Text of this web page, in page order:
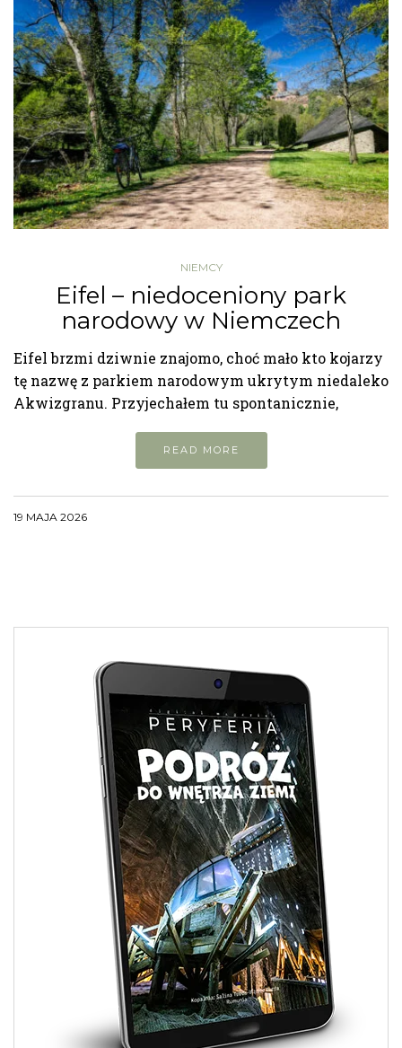
NIEMCY
Eifel – niedoceniony park
narodowy w Niemczech
Eifel brzmi dziwnie znajomo, choć mało kto kojarzy
tę nazwę z parkiem narodowym ukrytym niedaleko
Akwizgranu. Przyjechałem tu spontanicznie,
READ MORE
19 MAJA 2026